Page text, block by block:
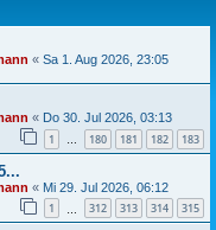
« Sa 1. Aug 2026, 23:05
« Do 30. Jul 2026, 03:13
1 … 180 181 182 183
« Mi 29. Jul 2026, 06:12
1 312 313 314 315